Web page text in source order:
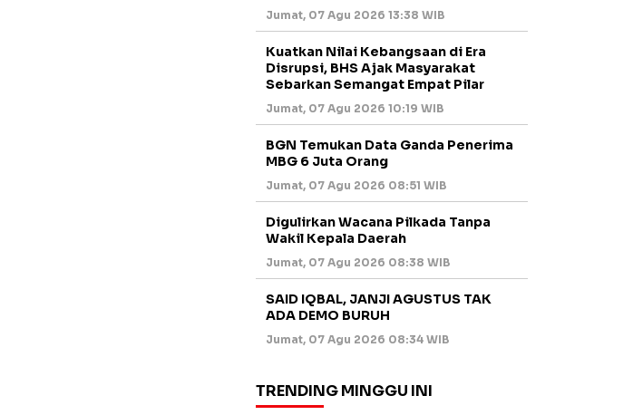
Jumat, 07 Agu 2026 13:38 WIB
Kuatkan Nilai Kebangsaan di Era
Disrupsi, BHS Ajak Masyarakat
Sebarkan Semangat Empat Pilar
Jumat, 07 Agu 2026 10:19 WIB
BGN Temukan Data Ganda Penerima
MBG 6 Juta Orang
Jumat, 07 Agu 2026 08:51 WIB
Digulirkan Wacana Pilkada Tanpa
Wakil Kepala Daerah
Jumat, 07 Agu 2026 08:38 WIB
SAID IQBAL, JANJI AGUSTUS TAK
ADA DEMO BURUH
Jumat, 07 Agu 2026 08:34 WIB
TRENDING MINGGU INI